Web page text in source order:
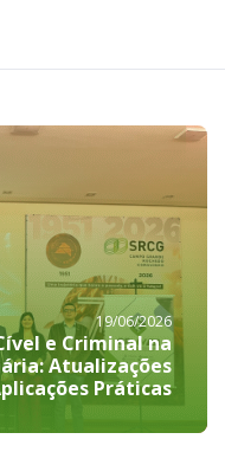
19/06/2026
e Criminal na
Atualizações
Práticas